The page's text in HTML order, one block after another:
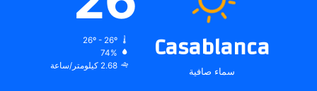
Casablanca
سماء صافية
26º - 26º
74%
2.68 كيلومتر/ساعة